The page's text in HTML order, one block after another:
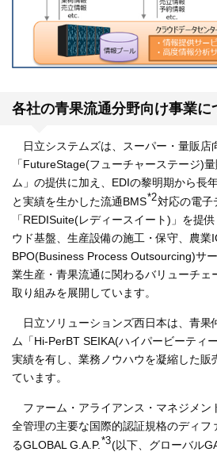
各社の青果流通分野向け事業に
日立システムズは、スーパー・量販店
「FutureStage(フューチャーステージ)
ム」の提供に加え、EDIの黎明期から長
と実績を生かした流通BMS*2対応の電子
「REDISuite(レディースイート)」を提
ウド基盤、生産設備の施工・保守、農業
BPO(Business Process Outsourcing)サ
業生産・青果流通に関わるバリューチェ
取り組みを展開しています。
日立ソリューションズ西日本は、青果
ム「Hi‐PerBT SEIKA(ハイパービーティ
実績を有し、業務ノウハウを凝縮した販
ています。
ファーム・アライアンス・マネジメン
全管理の主要な国際的認証規格のディフ
るGLOBAL G.A.P. *3(以下、グローバル